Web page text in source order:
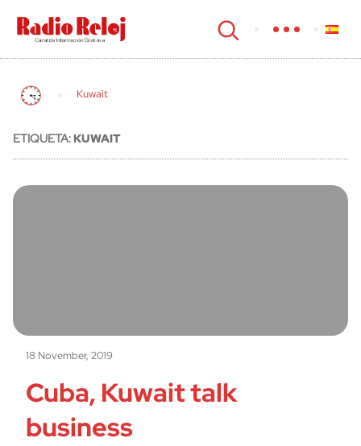
cerrar
Kuwait
ETIQUETA:KUWAIT
18 November, 2019
Cuba, Kuwait talk
business